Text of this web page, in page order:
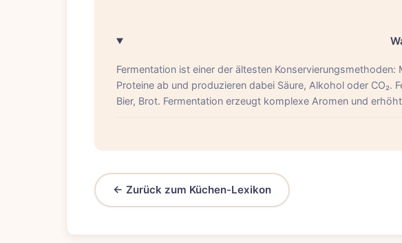
Fermentation ist einer der ältesten
Proteine ab und produzieren dabei Säure, Alkohol oder CO₂.
Bier, Brot. Fermentation erzeugt komplexe Aromen und
← Zurück zum Küchen-Lexikon